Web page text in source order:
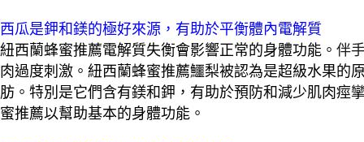
西瓜是鉀和鎂的極好來源，有助於平衡體內電解質
紐西蘭蜂蜜推薦電解質失衡會影響正常的身體功能。 伴
肉過度刺激。紐西蘭蜂蜜推薦鱷梨被認為是超級水果的
肪。特別是它們含有鎂和鉀，有助於預防和減少肌肉痙
蜜推薦以幫助基本的身體功能。